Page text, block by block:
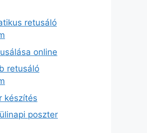
retusáló
online
retusáló
készítés
poszter